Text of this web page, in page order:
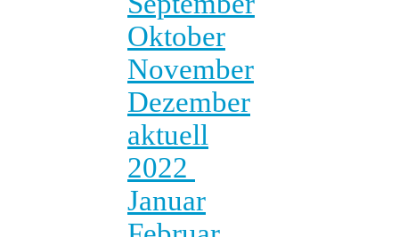
Oktober
November
Dezember
aktuell
2022
Januar